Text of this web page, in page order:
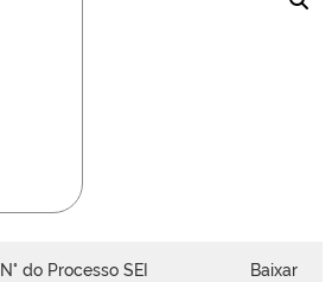
N° do Processo SEI Baixar